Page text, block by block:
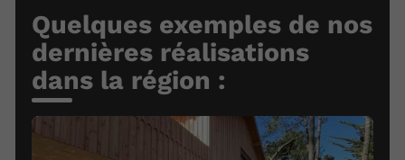
Quelques exemples de nos
dernières réalisations
dans la région :